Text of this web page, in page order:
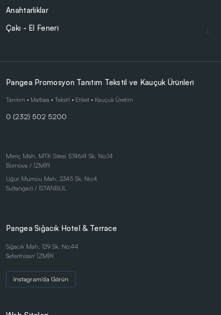
Anahtarlıklar
Çakı - El Feneri
Cam Ürünler
Çanta - Cüzdan
Çocuk Ürünleri
Doğa Dostu Ürünler
Kalem Setleri
Kişisel Ürünler
Kırtasiye Ürünleri
Kristal ve Ödül Ürünleri
Masa Saatleri
Masaüstü Ürünler
Metal Tükenmez - Roller Kalemler
Pangea Promosyon Tanıtım Tekstil ve Kauçuk Ürünleri
Tanıtım • Matbaa • Tekstil • Etiket • Kauçuk Üretim
0 (232) 502 5200
Meriç Mah. MTK Sitesi 5746/4 Sk. No:14
Bornova / İZMİR
Uğur Mumcu Mah. 2345 Sk. No:4
Sultangazi / İSTANBUL
Pangea Sığacık Hotel & Terrace
Sığacık Mah. 129 Sk. No:44
Seferihisar/ İZMİR
Instagram'da Görün